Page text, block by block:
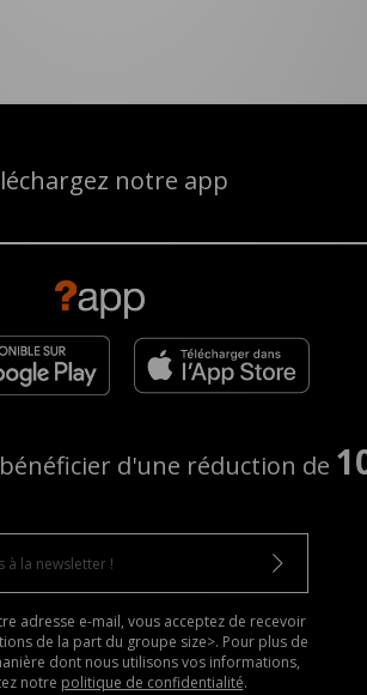
notre app
d'une réduction de
adresse e-mail, vous acceptez de recevoir
de la part du groupe size>. Pour plus de
dont nous utilisons vos informations,
notre politique de confidentialité.